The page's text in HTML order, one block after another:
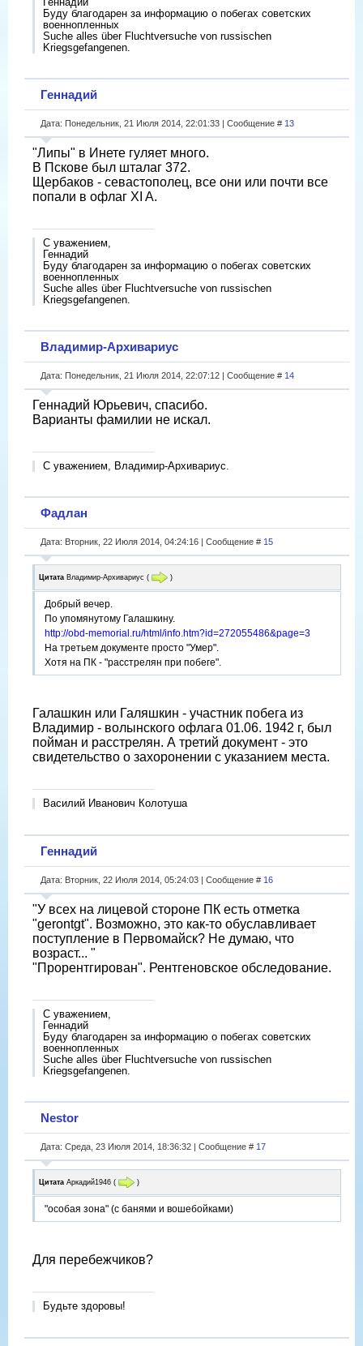
Буду благодарен за информацию о побегах советских
военнопленных
Suche alles über Fluchtversuche von russischen
Kriegsgefangenen.
Геннадий
Дата: Понедельник, 21 Июля 2014, 22:01:33 | Сообщение # 13
"Липы" в Инете гуляет много.
В Пскове был шталаг 372.
Щербаков - севастополец, все они или почти все
попали в офлаг XI A.
С уважением,
Геннадий
Буду благодарен за информацию о побегах советских
военнопленных
Suche alles über Fluchtversuche von russischen
Kriegsgefangenen.
Владимир-Архивариус
Дата: Понедельник, 21 Июля 2014, 22:07:12 | Сообщение # 14
Геннадий Юрьевич, спасибо.
Варианты фамилии не искал.
С уважением, Владимир-Архивариус.
Фадлан
Дата: Вторник, 22 Июля 2014, 04:24:16 | Сообщение # 15
Цитата Владимир-Архивариус ( )
Добрый вечер.
По упомянутому Галашкину.
http://obd-memorial.ru/html/info.htm?id=272055486&page=3
На третьем документе просто "Умер".
Хотя на ПК - "расстрелян при побеге".
Галашкин или Галяшкин - участник побега из
Владимир - волынского офлага 01.06. 1942 г, был
пойман и расстрелян. А третий документ - это
свидетельство о захоронении с указанием места.
Василий Иванович Колотуша
Геннадий
Дата: Вторник, 22 Июля 2014, 05:24:03 | Сообщение # 16
"У всех на лицевой стороне ПК есть отметка
"gerontgt". Возможно, это как-то обуславливает
поступление в Первомайск? Не думаю, что
возраст... "
"Прорентгирован". Рентгеновское обследование.
С уважением,
Геннадий
Буду благодарен за информацию о побегах советских
военнопленных
Suche alles über Fluchtversuche von russischen
Kriegsgefangenen.
Nestor
Дата: Среда, 23 Июля 2014, 18:36:32 | Сообщение # 17
Цитата Аркадий1946 ( )
"особая зона" (с банями и вошебойками)
Для перебежчиков?
Будьте здоровы!